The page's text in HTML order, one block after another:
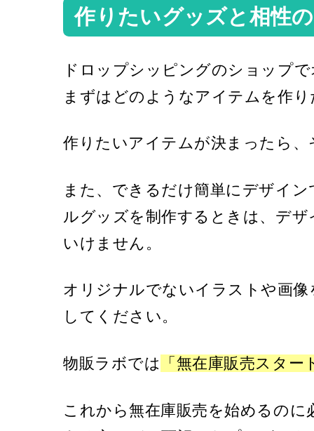
作りたいグッズと相性
ドロップシッピングのショップ
まずはどのようなアイテムを作
作りたいアイテムが決まったら
また、できるだけ簡単にデザイ
ルグッズを制作するときは、デ
いけません。
オリジナルでないイラストや画
してください。
物販ラボでは 「無在庫販売スタ
これから無在庫販売を始めるの